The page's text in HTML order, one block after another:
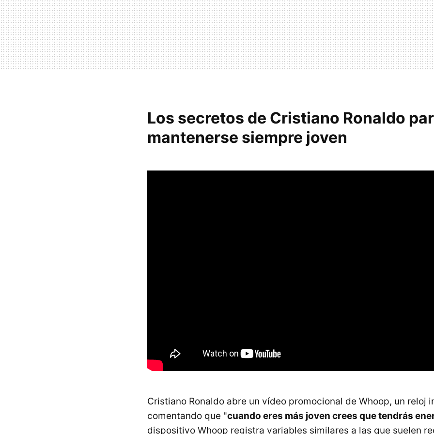
Los secretos de Cristiano Ronaldo
mantenerse siempre joven
Cristiano Ronaldo abre un vídeo promocional de Whoop, un reloj
comentando que "cuando eres más joven crees que tendrás
dispositivo Whoop registra variables similares a las que suelen